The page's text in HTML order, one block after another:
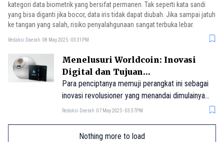
kategori data biometrik yang bersifat permanen. Tak seperti kata sandi
yang bisa diganti jika bocor, data iris tidak dapat diubah. Jika sampai jatuh
ke tangan yang salah, risiko penyalahgunaan sangat terbuka lebar.
Redaksi Daerah 08 May 2025 - 03:31PM
Menelusuri Worldcoin: Inovasi
Digital dan Tujuan
Pengembangannya
Para penciptanya memuji perangkat ini sebagai
inovasi revolusioner yang menandai dimulainya
era baru bagi kemanusiaan global dan stabilitas
mengecamnya sebagai alat yang mengganggu
Redaksi Daerah 07 May 2025 - 03:37PM
Nothing more to load